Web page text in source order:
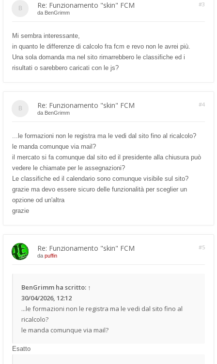
Re: Funzionamento "skin" FCM #3
da BenGrimm
Mi sembra interessante,
in quanto le differenze di calcolo fra fcm e revo non le avrei più.
Una sola domanda ma nel sito rimarrebbero le classifiche ed i
risultati o sarebbero caricati con le js?
Re: Funzionamento "skin" FCM #4
da BenGrimm
...le formazioni non le registra ma le vedi dal sito fino al ricalcolo?
le manda comunque via mail?
il mercato si fa comunque dal sito ed il presidente alla chiusura può
vedere le chiamate per le assegnazioni?
Le classifiche ed il calendario sono comunque visibile sul sito?
grazie ma devo essere sicuro delle funzionalità per sceglier un
opzione od un'altra
grazie
Re: Funzionamento "skin" FCM #5
da puffin
BenGrimm ha scritto: ↑
30/04/2026, 12:12
...le formazioni non le registra ma le vedi dal sito fino al
ricalcolo?
le manda comunque via mail?
Esatto